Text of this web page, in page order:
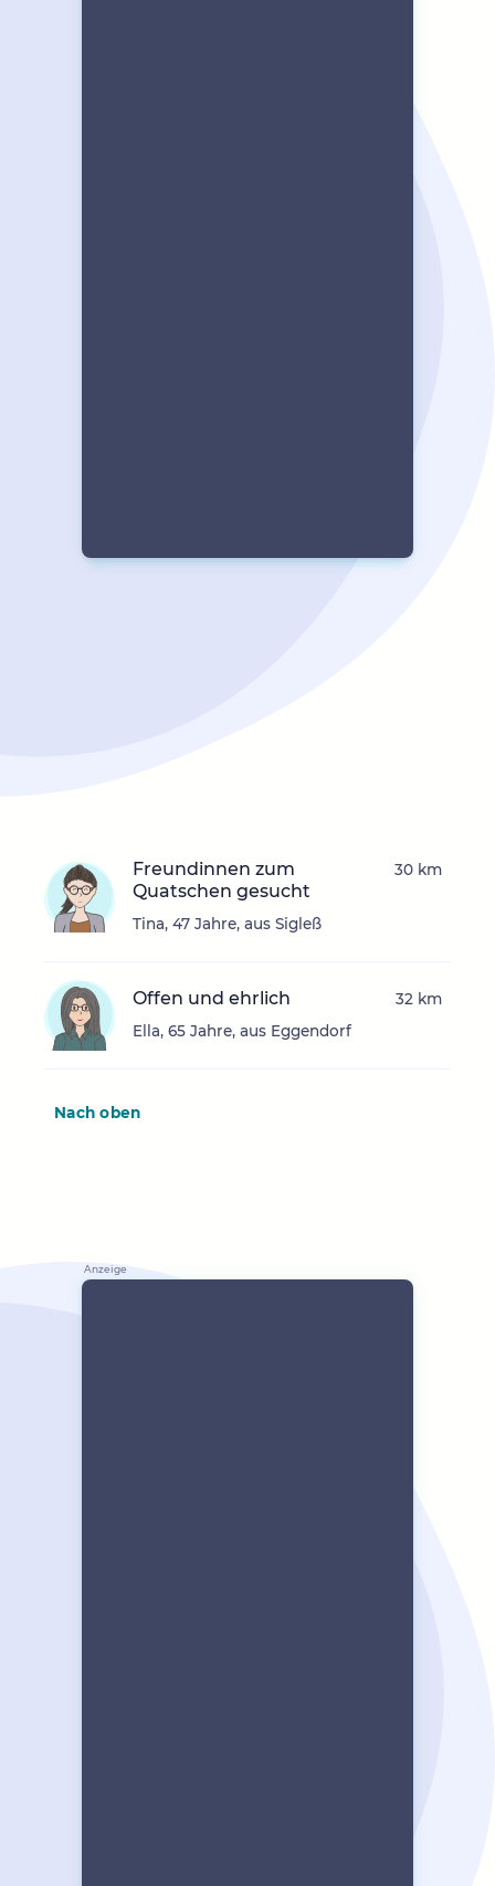
Freundinnen zum
Quatschen gesucht
Tina, 47 Jahre, aus Sigleß
30 km
Offen und ehrlich
Ella, 65 Jahre, aus Eggendorf
32 km
Nach oben